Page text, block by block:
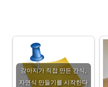
강아지가 직접 만든 간식,
자연식 만들기를 시작한다